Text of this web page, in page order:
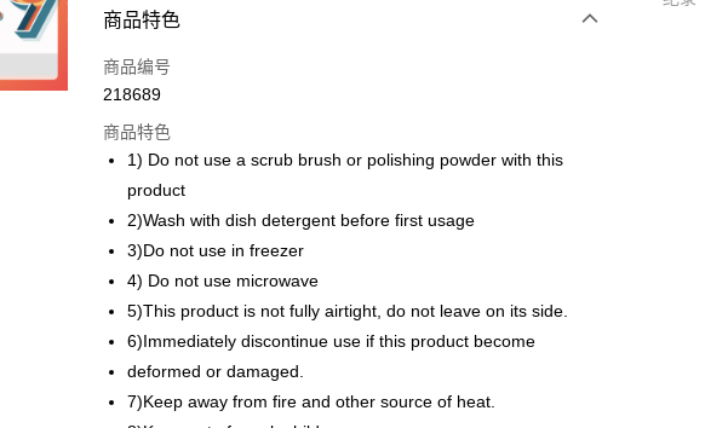
付款方式
信用卡一次付清
相关说明
只有马来亚银行、联昌国际银行、大众银行、兴业银行、香港隆丰银行、
伊斯兰银行、AmBank、BSN Bank
Boost
运送方式
Shipping Fee
商品特色
商品编号
218689
商品特色
1) Do not use a scrub brush or polishing powder with this
product
2)Wash with dish detergent before first usage
3)Do not use in freezer
4) Do not use microwave
5)This product is not fully airtight, do not leave on its side.
6)Immediately discontinue use if this product become
deformed or damaged.
7)Keep away from fire and other source of heat.